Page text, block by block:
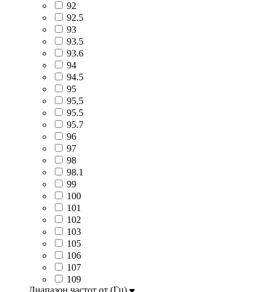
92
92.5
93
93.5
93.6
94
94.5
95
95,5
95.5
95.7
96
97
98
98.1
99
100
101
102
103
105
106
107
109